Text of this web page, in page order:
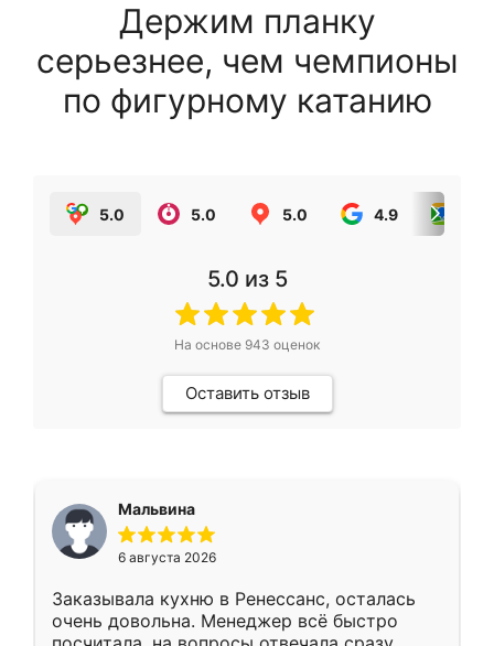
Держим планку
серьезнее, чем чемпионы
по фигурному катанию
5.0 5.0 5.0 4.9
5.0 из 5
На основе 943 оценок
Оставить отзыв
Мальвина
6 августа 2026
Заказывала кухню в Ренессанс, осталась
очень довольна. Менеджер всё быстро